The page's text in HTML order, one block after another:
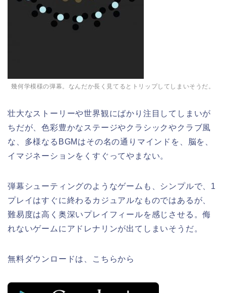
幾何学模様の弾幕。なんだか長く見てるとトリップしてしまいそうだ。
壮大なストーリーや世界観にばかり注目してしまいが
ちだが、色彩豊かなステージやクラシックやクラブ風
な、多様なるBGMはその名の通りマインドを、脳を、
イマジネーションをくすぐってやまない。
弾幕シューティングのようなゲームも、シンプルで、1
プレイはすぐに終わるカジュアルなものではあるが、
難易度は高く奥深いプレイフィールを感じさせる。侮
れないゲームにアドレナリンが出てしまいそうだ。
無料ダウンロードは、こちらから